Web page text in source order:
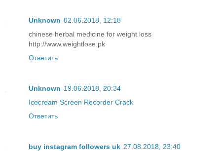
Unknown 02.06.2018, 12:18
chinese herbal medicine for weight loss
http://www.weightlose.pk
Ответить
Unknown 19.06.2018, 20:34
Icecream Screen Recorder Crack
Ответить
buy instagram followers uk 27.08.2018, 23:40